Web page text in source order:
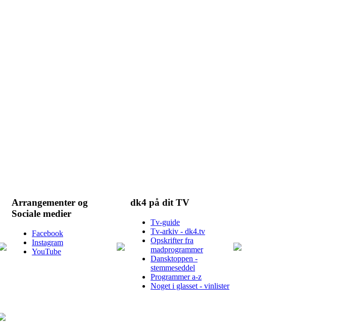
Arrangementer og
Sociale medier
Facebook
Instagram
YouTube
dk4 på dit TV
Tv-guide
Tv-arkiv - dk4.tv
Opskrifter fra
madprogrammer
Dansktoppen -
stemmeseddel
Programmer a-z
Noget i glasset - vinlister